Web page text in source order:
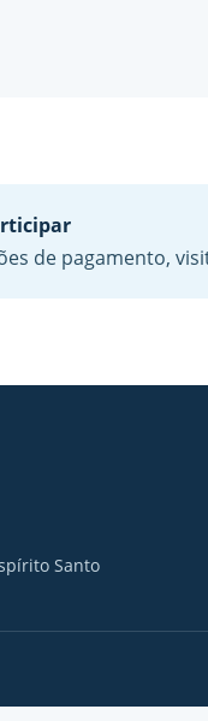
de pagamento,
Santo